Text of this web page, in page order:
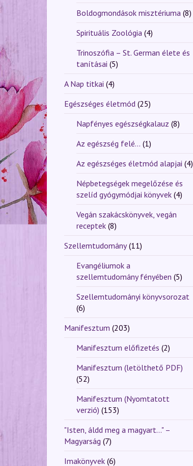
Boldogmondások misztériuma (8)
Spirituális Zoológia (4)
Trinoszófia – St. German élete és
tanításai (5)
A Nap titkai (4)
Egészséges életmód (25)
Napfényes egészségkalauz (8)
Az egészség felé... (1)
Az egészséges életmód alapjai (4)
Népbetegségek megelőzése és
szelíd gyógymódjai könyvek (4)
Vegán szakácskönyvek, vegán
receptek (8)
Szellemtudomány (11)
Evangéliumok a
szellemtudomány fényében (5)
Szellemtudományi könyvsorozat
(6)
Manifesztum (203)
Manifesztum előfizetés (2)
Manifesztum (letölthető PDF)
(52)
Manifesztum (Nyomtatott
verzió) (153)
"Isten, áldd meg a magyart..." –
Magyarság (7)
Imakönyvek (6)